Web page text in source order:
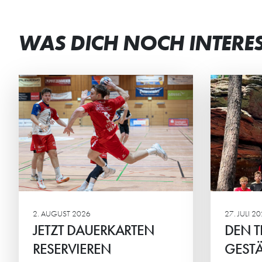
WAS DICH NOCH
2. AUGUST 2026
JETZT DAUERKARTEN
RESERVIEREN
27. JULI
DEN
DEN TEAMGEIST
GESTÄRKT
Die männliche C2 der HG
verbrachte ein actionreiches
Wochenende in der Südpfalz.